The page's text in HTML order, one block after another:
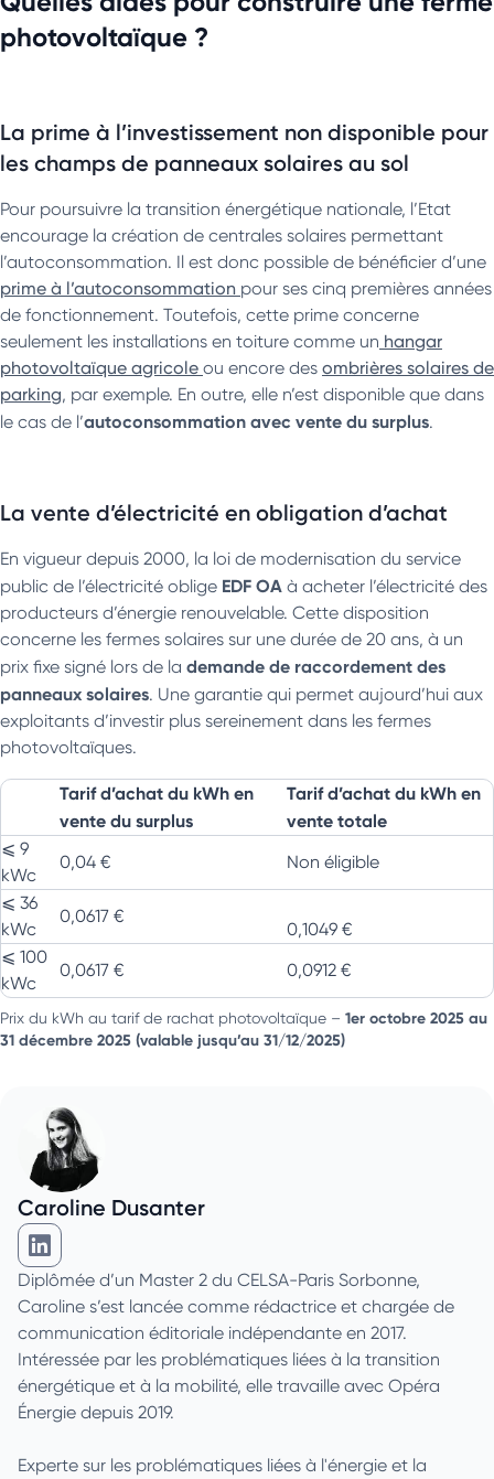
photovoltaïque ?
La prime à l’investissement non disponible pour
les champs de panneaux solaires au sol
Pour poursuivre la transition énergétique nationale, l’Etat
encourage la création de centrales solaires permettant
l’autoconsommation. Il est donc possible de bénéficier d’une
prime à l’autoconsommation pour ses cinq premières années
de fonctionnement. Toutefois, cette prime concerne
seulement les installations en toiture comme un hangar
photovoltaïque agricole ou encore des ombrières solaires de
parking, par exemple. En outre, elle n’est disponible que dans
le cas de l’autoconsommation avec vente du surplus.
La vente d’électricité en obligation d’achat
En vigueur depuis 2000, la loi de modernisation du service
public de l’électricité oblige EDF OA à acheter l’électricité des
producteurs d’énergie renouvelable. Cette disposition
concerne les fermes solaires sur une durée de 20 ans, à un
prix fixe signé lors de la demande de raccordement des
panneaux solaires. Une garantie qui permet aujourd’hui aux
exploitants d’investir plus sereinement dans les fermes
photovoltaïques.
Tarif d’achat du kWh en
vente du surplus
Tarif d’achat du kWh en
vente totale
⩽ 9
kWc
0,04 €
Non éligible
⩽ 36
kWc
0,0617 €
0,1049 €
⩽ 100
kWc
0,0617 € 0,0912 €
Prix du kWh au tarif de rachat photovoltaïque – 1er octobre 2025 au
31 décembre 2025 (valable jusqu’au 31/12/2025)
Caroline Dusanter
Caroline Dusanter sur Linkedin
Diplômée d’un Master 2 du CELSA-Paris Sorbonne,
Caroline s’est lancée comme rédactrice et chargée de
communication éditoriale indépendante en 2017.
Intéressée par les problématiques liées à la transition
énergétique et à la mobilité, elle travaille avec Opéra
Énergie depuis 2019.
Experte sur les problématiques liées à l'énergie et la